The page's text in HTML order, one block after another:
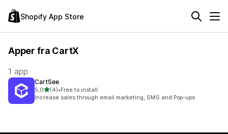
Shopify App Store
Apper fra CartX
1 app
CartSee
5,0av 5 stjerner
(4)
Totalt 4 omtaler
•Free to install
Increase sales through email marketing, SMS and Pop-ups